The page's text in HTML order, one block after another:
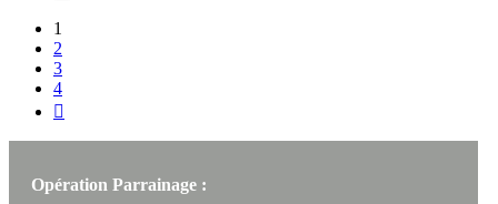
1
2
3
4

Opération Parrainage :